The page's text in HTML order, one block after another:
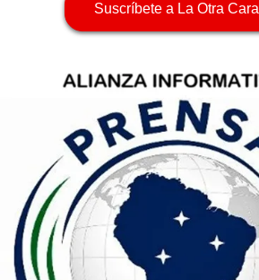
Suscríbete a La Otra Cara